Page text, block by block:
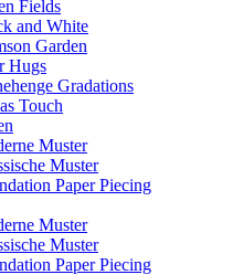
Fields
and White
Garden
Hugs
Gradations
Touch
Muster
Muster
Paper Piecing
Muster
Muster
Paper Piecing